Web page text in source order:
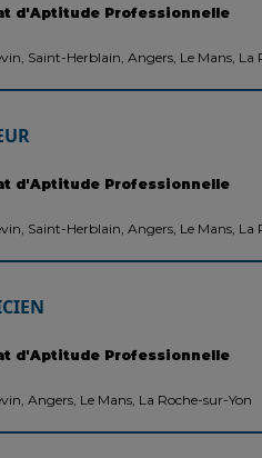
d'Aptitude Professionnelle
Saint-Herblain, Angers, Le Mans, La
d'Aptitude Professionnelle
Saint-Herblain, Angers, Le Mans, La
d'Aptitude Professionnelle
Angers, Le Mans, La Roche-sur-Yon